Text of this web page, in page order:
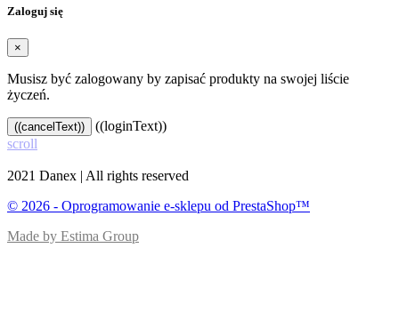
Zaloguj się
×
Musisz być zalogowany by zapisać produkty na swojej liście
życzeń.
((cancelText))
((loginText))
scroll
2021 Danex | All rights reserved
© 2026 - Oprogramowanie e-sklepu od PrestaShop™
Made by Estima Group